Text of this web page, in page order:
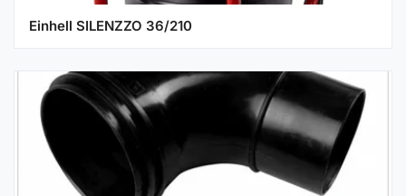
Einhell SILENZZO 36/210